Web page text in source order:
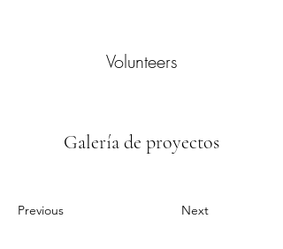
Volunteers
Galería de proyectos
Previous Next